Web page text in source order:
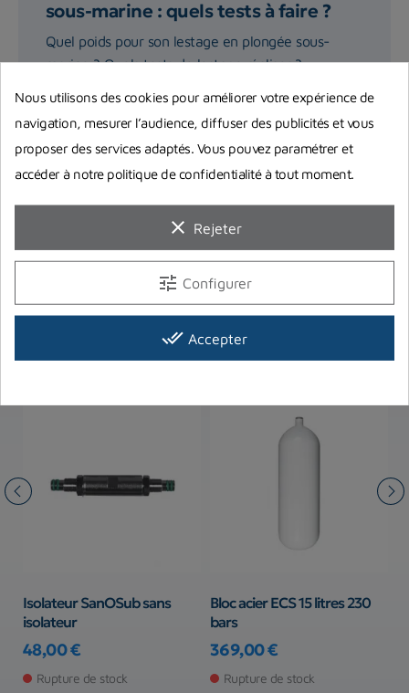
sous-marine : quels tests à faire ?
Quel poids pour son lestage en plongée sous-
marine ? Quels tests de lestage réaliser ?
Lire la suite
Vous aimerez aussi
Isolateur SanOSub sans
isolateur
Prix
48,00 €
Rupture de stock
Bloc acier ECS 15 litres 230
bars
Prix
369,00 €
Rupture de stock
Nous utilisons des cookies pour améliorer votre expérience de
navigation, mesurer l’audience, diffuser des publicités et vous
proposer des services adaptés. Vous pouvez paramétrer et
accéder à notre politique de confidentialité à tout moment.
clear Rejeter
tune Configurer
done_all Accepter